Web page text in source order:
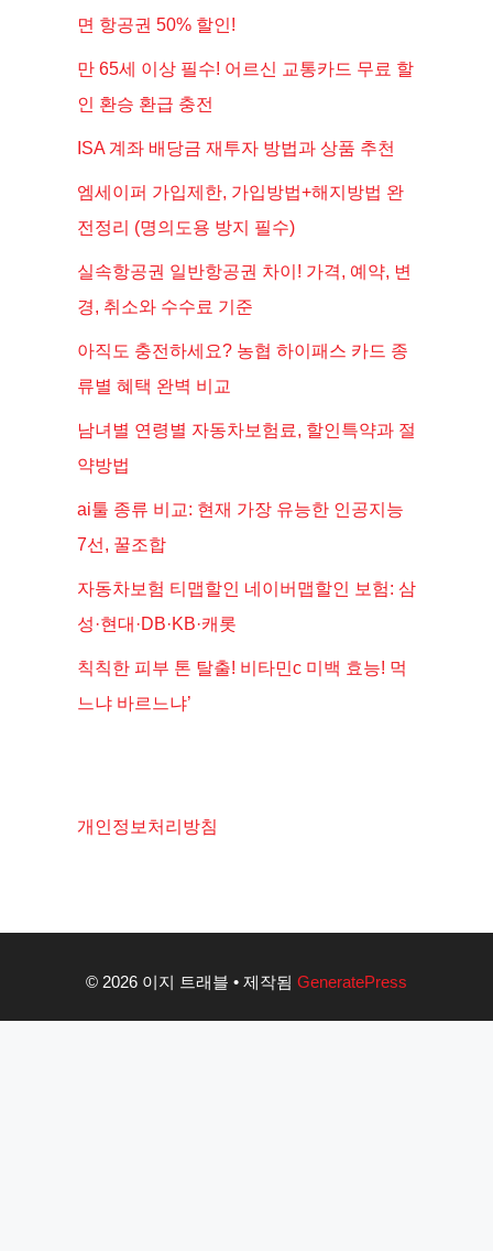
면 항공권 50% 할인!
만 65세 이상 필수! 어르신 교통카드 무료 할
인 환승 환급 충전
ISA 계좌 배당금 재투자 방법과 상품 추천
엠세이퍼 가입제한, 가입방법+해지방법 완
전정리 (명의도용 방지 필수)
실속항공권 일반항공권 차이! 가격, 예약, 변
경, 취소와 수수료 기준
아직도 충전하세요? 농협 하이패스 카드 종
류별 혜택 완벽 비교
남녀별 연령별 자동차보험료, 할인특약과 절
약방법
ai툴 종류 비교: 현재 가장 유능한 인공지능
7선, 꿀조합
자동차보험 티맵할인 네이버맵할인 보험: 삼
성·현대·DB·KB·캐롯
칙칙한 피부 톤 탈출! 비타민c 미백 효능! 먹
느냐 바르느냐’
개인정보처리방침
© 2026 이지 트래블 • 제작됨 GeneratePress